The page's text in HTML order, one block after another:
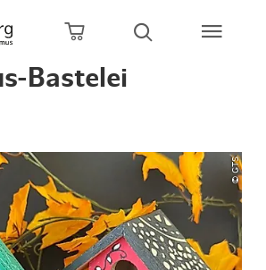
Zum Hauptinhalt springen
Zur Hauptnavigation springen
Zur Volltextsuche springen
Zum Footer springen
Warenkorb öffnen
Suche öffnen
Bastelei
© GTS